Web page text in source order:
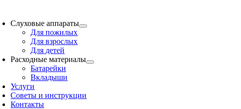
Слуховые аппараты
Для пожилых
Для взрослых
Для детей
Расходные материалы
Батарейки
Вкладыши
Услуги
Советы и инструкции
Контакты